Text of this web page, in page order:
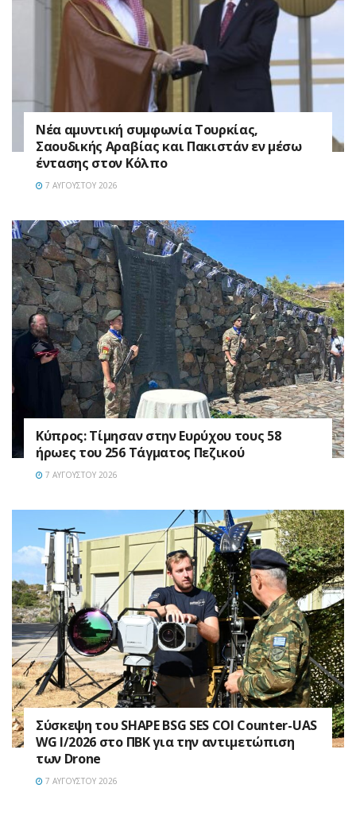
Νέα αμυντική συμφωνία Τουρκίας,
Σαουδικής Αραβίας και Πακιστάν εν μέσω
έντασης στον Κόλπο
7 ΑΥΓΟΎΣΤΟΥ 2026
Κύπρος: Τίμησαν στην Ευρύχου τους 58
ήρωες του 256 Τάγματος Πεζικού
7 ΑΥΓΟΎΣΤΟΥ 2026
Σύσκεψη του SHAPE BSG SES COI Counter-UAS
WG I/2026 στο ΠΒΚ για την αντιμετώπιση
των Drone
7 ΑΥΓΟΎΣΤΟΥ 2026